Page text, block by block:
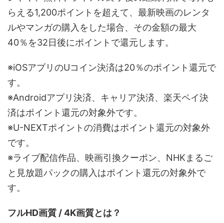
らえる1,200ポイントを超えて、最新映画のレンタ
ルやマンガの購入をした場合、その金額の最大
40％を32日後にポイントで還元します。
※iOSアプリのUコイン決済は20％のポイント還元で
す。
※Androidアプリ決済、キャリア決済、楽天ペイ決
済はポイント還元の対象外です。
※U-NEXTポイントの消費はポイント還元の対象外
です。
※ライブ配信作品、映画引換クーポン、NHKまるご
と見放題パックの購入はポイント還元の対象外で
す。
フルHD画質 / 4K画質とは？